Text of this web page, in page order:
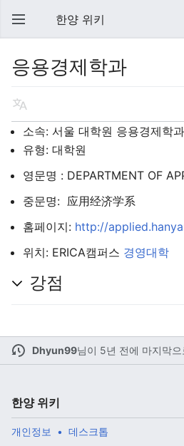
한양 위키
응용경제학과
소속: 서울 대학원 응용경제학과
유형: 대학원
영문명 : DEPARTMENT OF
중문명: 应用经济学系
홈페이지: http://
위치: ERICA캠퍼스 경영대학
강점
Dhyun99님이 5년 전에 마지막
한양 위키
개인정보 데스크톱